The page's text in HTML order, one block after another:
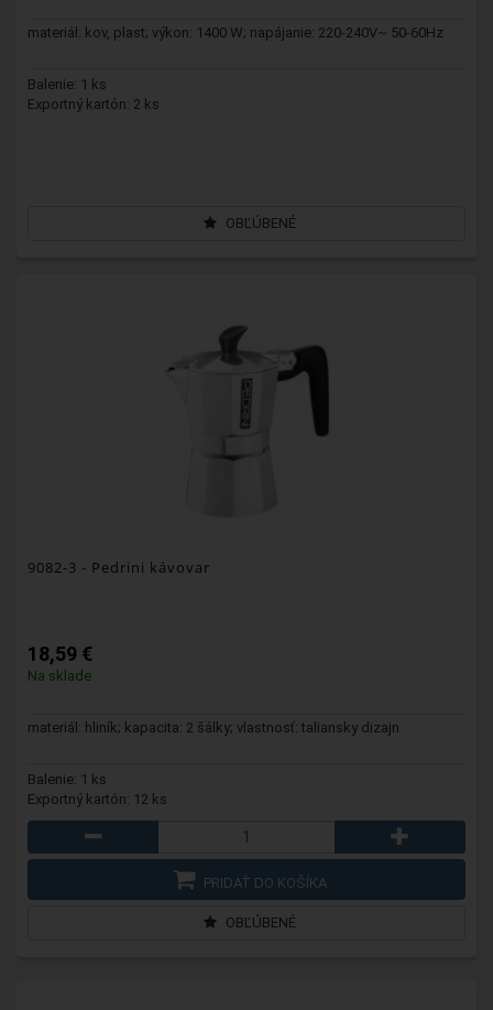
materiál: kov, plast; výkon: 1400 W; napájanie: 220-240V~ 50-60Hz
Balenie: 1 ks
Exportný kartón: 2 ks
OBĽÚBENÉ
9082-3 - Pedrini kávovar
18,59 €
Na sklade
materiál: hliník; kapacita: 2 šálky; vlastnosť: taliansky dizajn
Balenie: 1 ks
Exportný kartón: 12 ks
PRIDAŤ DO KOŠÍKA
OBĽÚBENÉ